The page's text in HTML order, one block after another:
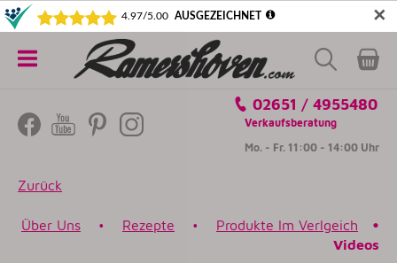
✕
5€ SICHERN! NEWSLETTER ABONNIEREN
Kategorien
02651 / 4955480
Verkaufsberatung
Mo. - Fr. 11:00 - 14:00 Uhr
Zurück
Über Uns • Rezepte • Produkte Im Verlgeich •
Videos